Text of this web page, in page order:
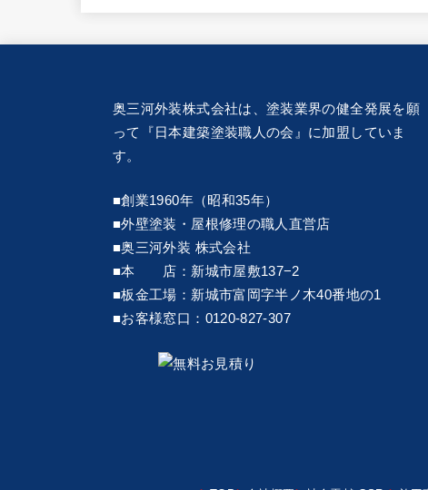
奥三河外装株式会社は、塗装業界の健全発展を願
って『 日本建築塗装職人の会 』に加盟していま
す。
■創業1960年（昭和35年）
■外壁塗装・屋根修理の職人直営店
■奥三河外装 株式会社
■本 店：新城市屋敷137−2
■板金工場：新城市富岡字半ノ木40番地の1
■お客様窓口：0120-827-307